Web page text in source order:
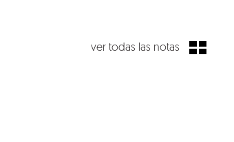
ver todas las notas